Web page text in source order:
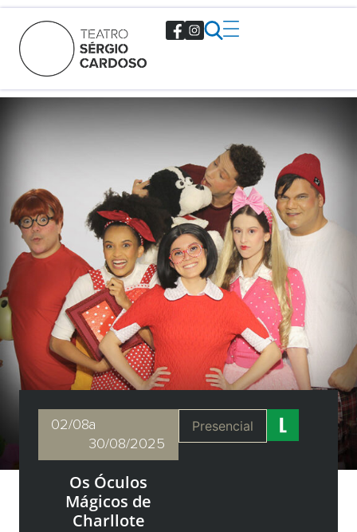
02/08a
30/08/2025
Os Óculos
Mágicos de
Charllote
Presencial